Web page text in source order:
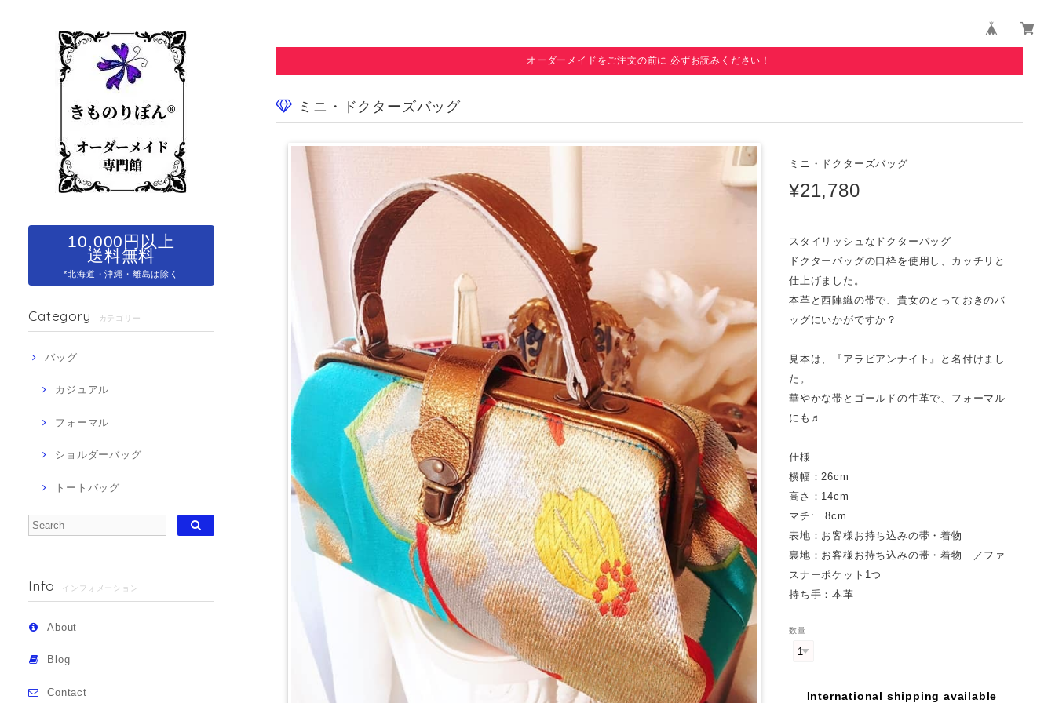
10,000円以上
送料無料
*北海道・沖縄・離島は除く
Category カテゴリー
バッグ
カジュアル
フォーマル
ショルダーバッグ
トートバッグ
Info インフォメーション
About
Blog
Contact
オーダーメイドをご注文の前に 必ずお読みください！
ミニ・ドクターズバッグ
ミニ・ドクターズバッグ
¥21,780
スタイリッシュなドクターバッグ
ドクターバッグの口枠を使用し、カッチリと
仕上げました。
本革と西陣織の帯で、貴女のとっておきのバ
ッグにいかがですか？
見本は、『アラビアンナイト』と名付けまし
た。
華やかな帯とゴールドの牛革で、フォーマル
にも♬
仕様
横幅：26cm
高さ：14cm
マチ: 8cm
表地：お客様お持ち込みの帯・着物
裏地：お客様お持ち込みの帯・着物 ／ファ
スナーポケット1つ
持ち手：本革
数量
International shipping available